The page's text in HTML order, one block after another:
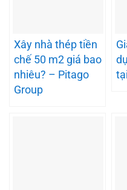
Xây nhà thép tiền
chế 50 m2 giá bao
nhiêu? – Pitago
Group